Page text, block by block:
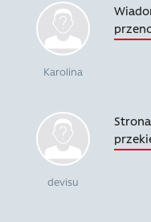
Karolina
devisu